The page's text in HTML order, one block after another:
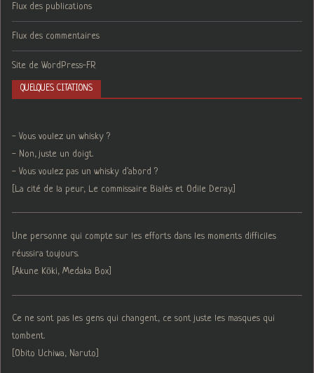
Flux des publications
Flux des commentaires
Site de WordPress-FR
QUELQUES CITATIONS
- Vous voulez un whisky ?
- Non, juste un doigt.
- Vous voulez pas un whisky d'abord ?
[La cité de la peur, Le commissaire Bialès et Odile Deray.]
Une personne qui compte sur les efforts dans les moments difficiles
réussira toujours.
[Akune Kōki, Medaka Box]
Ce ne sont pas les gens qui changent, ce sont juste les masques qui
tombent.
[Obito Uchiwa, Naruto]